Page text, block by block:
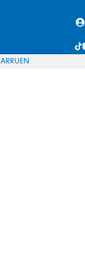
EN
RU
AR